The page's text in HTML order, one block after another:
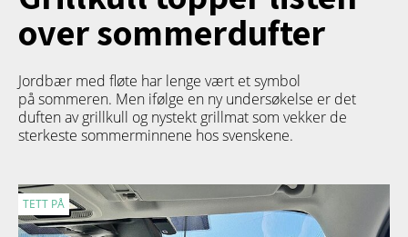
over sommerdufter
Jordbær med fløte har lenge vært et symbol
på sommeren. Men ifølge en ny undersøkelse er det
duften av grillkull og nystekt grillmat som vekker de
sterkeste sommerminnene hos svenskene.
TETT PÅ